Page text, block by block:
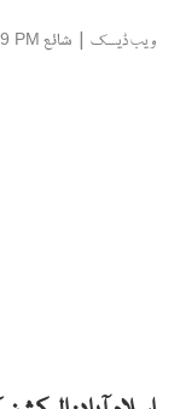
ویب ڈیسک | شائع PM